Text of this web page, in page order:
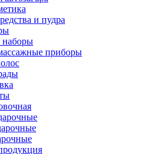
и пудра
наборы
приборы